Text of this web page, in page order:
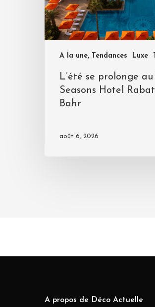
A la une, Tendances Luxe
L’été se prolonge au
Seasons Hotel
Bahr
août 6, 2026
A propos de Déco Actuelle